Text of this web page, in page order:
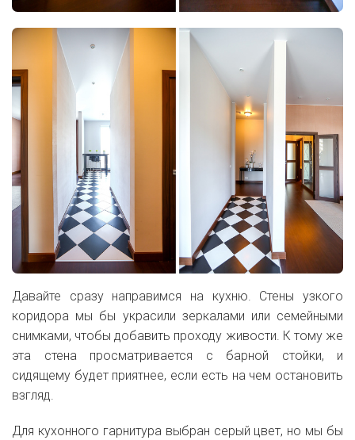
Давайте сразу направимся на кухню. Стены узкого
коридора мы бы украсили зеркалами или семейными
снимками, чтобы добавить проходу живости. К тому же
эта стена просматривается с барной стойки, и
сидящему будет приятнее, если есть на чем остановить
взгляд.
Для кухонного гарнитура выбран серый цвет, но мы бы